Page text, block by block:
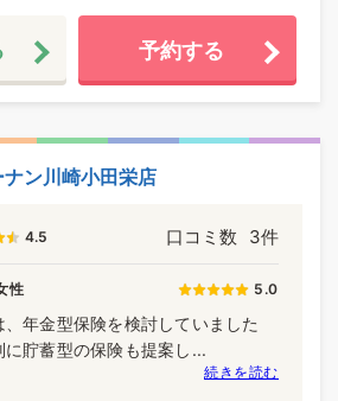
予約する
ン川崎小田栄店
4.5 口コミ数 3件
性 5.0
、年金型保険を検討していました
に貯蓄型の保険も提案し...
続きを読む